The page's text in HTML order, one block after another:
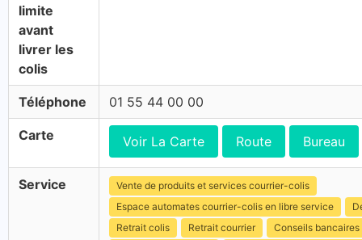
limite
avant
livrer les
colis
Téléphone 01 55 44 00 00
Carte Voir La Carte Route Bureau
Service
Vente de produits et services courrier-colis
Espace automates courrier-colis en libre service
Retrait colis
Retrait courrier
Conseils bancaires